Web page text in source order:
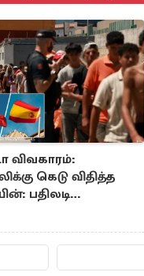
விவகாரம்:
கெடு விதித்த
பதிலடி